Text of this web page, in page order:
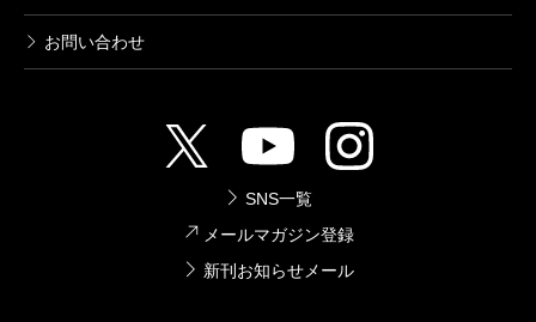
お問い合わせ
SNS一覧
メールマガジン登録
新刊お知らせメール